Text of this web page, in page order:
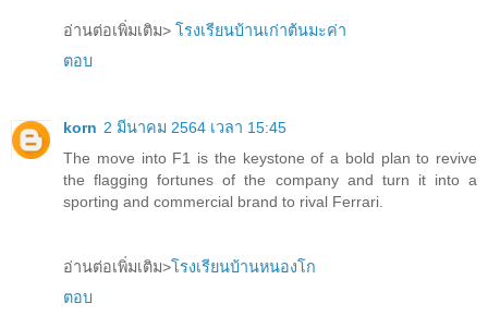
อ่านต่อเพิ่มเติม> โรงเรียนบ้านเก่าต้นมะค่า
ตอบ
korn 2 มีนาคม 2564 เวลา 15:45
The move into F1 is the keystone of a bold plan to revive
the flagging fortunes of the company and turn it into a
sporting and commercial brand to rival Ferrari.
อ่านต่อเพิ่มเติม>โรงเรียนบ้านหนองโก
ตอบ